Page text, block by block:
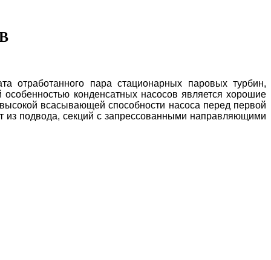
отработанного пара стационарных паровых турбин,
конденсатных насосов является хорошие
всасывающей способности насоса перед первой
из подвода, секций с запрессованными направляющими